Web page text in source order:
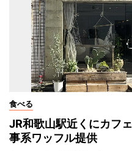
食べる
JR和歌山駅近くにカフ
事系ワッフル提供